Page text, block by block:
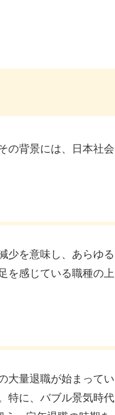
の背景には、日本社会
少を意味し、あらゆる
を感じている職種の上
大量退職が始まってい
特に、バブル景気時代